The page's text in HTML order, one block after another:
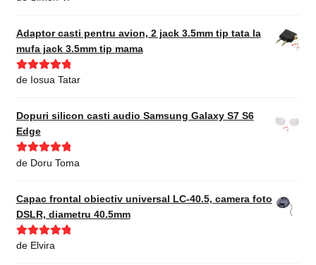
Adaptor casti pentru avion, 2 jack 3.5mm tip tata la
mufa jack 3.5mm tip mama
Evaluat la5
de Iosua Tatar
Dopuri silicon casti audio Samsung Galaxy S7 S6
Edge
Evaluat la5
de Doru Toma
Capac frontal obiectiv universal LC-40.5, camera foto
DSLR, diametru 40.5mm
Evaluat la
de Elvira